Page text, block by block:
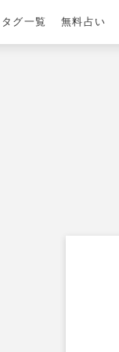
タグ一覧 無料占い